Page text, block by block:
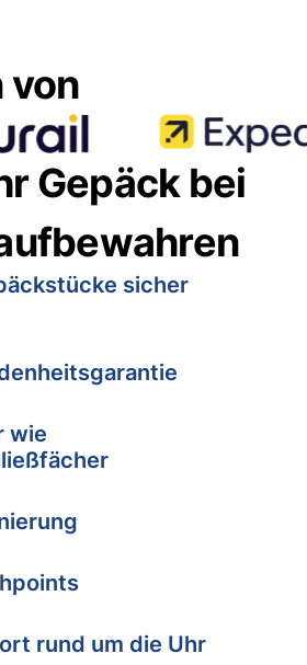
von
Gepäck bei
sicher
wie
rund um die Uhr